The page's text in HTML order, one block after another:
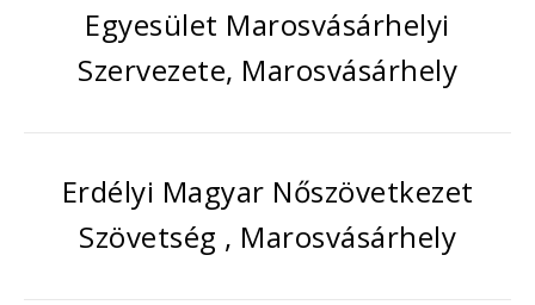
Egyesület Marosvásárhelyi
Szervezete, Marosvásárhely
Erdélyi Magyar Nőszövetkezet
Szövetség , Marosvásárhely